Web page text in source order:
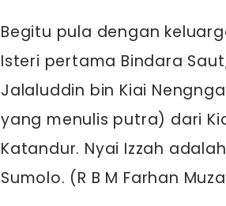
Begitu pula dengan
Isteri pertama Bindara
Jalaluddin bin Kiai
yang menulis putra) dari
Katandur. Nyai Izzah
Sumolo. (R B M Farhan